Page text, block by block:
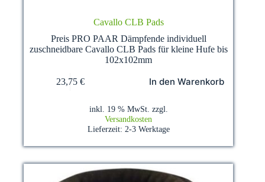
Cavallo CLB Pads
Preis PRO PAAR Dämpfende individuell
zuschneidbare Cavallo CLB Pads für kleine Hufe bis
102x102mm
23,75 € In den Warenkorb
inkl. 19 % MwSt. zzgl.
Versandkosten
Lieferzeit: 2-3 Werktage